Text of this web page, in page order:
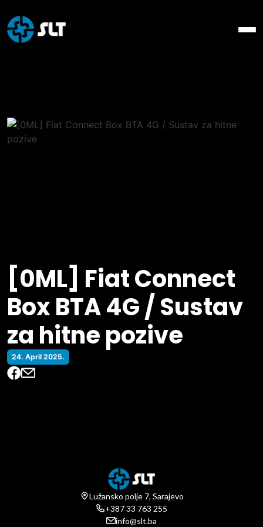
[0ML] Fiat Connect
Box BTA 4G / Sustav
za hitne pozive
24. April 2025.
Lužansko polje 7, Sarajevo
+387 33 763 255
info@slt.ba